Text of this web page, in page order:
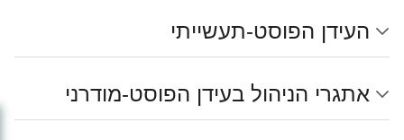
העידן הפוסט-תעשייתי
אתגרי הניהול בעידן הפוסט-מודרני
✕